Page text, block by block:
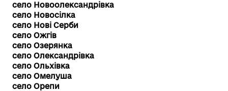
село Новоолександрівка
село Новосілка
село Нові Серби
село Ожгів
село Озерянка
село Олександрівка
село Ольхівка
село Омелуша
село Орепи